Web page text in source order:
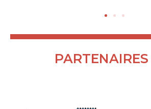
PARTENAIRES